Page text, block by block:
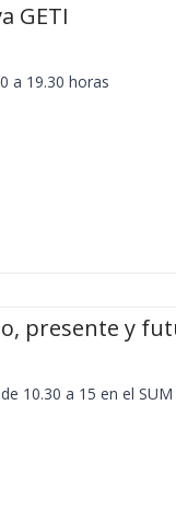
GETI
a 19.30 horas
presente y
10.30 a 15 en el